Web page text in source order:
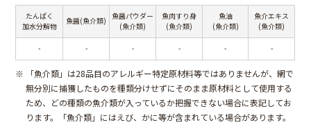
たんぱく
加水分解物
魚醤(魚介類)
魚醤パウダー
(魚介類)
魚肉すり身
(魚介類)
魚油
(魚介類)
魚介エキス
(魚介類)
- - - - - -
※
「魚介類」は28品目のアレルギー特定原材料等ではありませんが、網で
無分別に捕獲したものを種類分けせずにそのまま原材料として使用する
ため、どの種類の魚介類が入っているか把握できない場合に表記してお
ります。「魚介類」にはえび、かに等が含まれている場合があります。